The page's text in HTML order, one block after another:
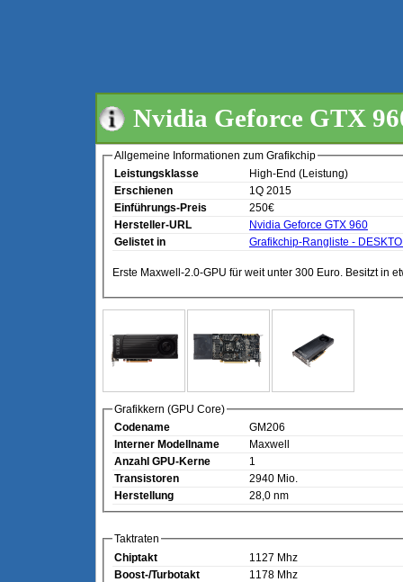
Nvidia Geforce GTX
Allgemeine Informationen zum Grafikchip
Leistungsklasse
High-End (Leistung)
Erschienen
1Q 2015
Einführungs-Preis
250€
Hersteller-URL
Nvidia Geforce GTX 960
Gelistet in
Grafikchip-Rangliste -
Erste Maxwell-2.0-GPU für weit unter 300 Euro. Besitzt in
Grafikkern (GPU Core)
Codename
GM206
Interner Modellname
Maxwell
Anzahl GPU-Kerne
1
Transistoren
2940 Mio.
Herstellung
28,0 nm
Taktraten
Chiptakt
1127 Mhz
Boost-/Turbotakt
1178 Mhz